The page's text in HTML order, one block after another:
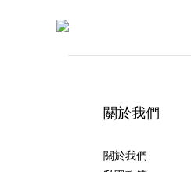
關於我們
關於我們